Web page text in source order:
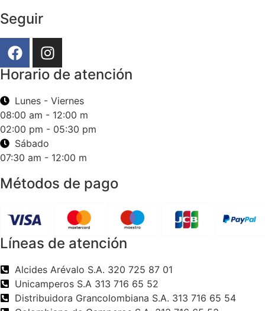
Seguir
Horario de atención
Lunes - Viernes
08:00 am - 12:00 m
02:00 pm - 05:30 pm
Sábado
07:30 am - 12:00 m
Métodos de pago
Líneas de atención
Alcides Arévalo S.A. 320 725 87 01
Unicamperos S.A 313 716 65 52
Distribuidora Grancolombiana S.A. 313 716 65 54